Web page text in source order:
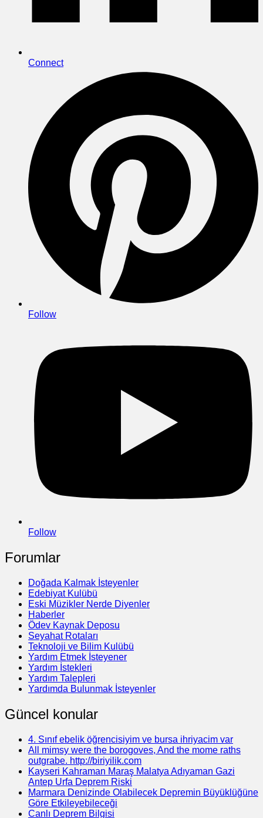
Connect
Follow
Follow
Forumlar
Doğada Kalmak İsteyenler
Edebiyat Kulübü
Eski Müzikler Nerde Diyenler
Haberler
Ödev Kaynak Deposu
Seyahat Rotaları
Teknoloji ve Bilim Kulübü
Yardım Etmek İsteyener
Yardım İstekleri
Yardım Talepleri
Yardımda Bulunmak İsteyenler
Güncel konular
4. Sınıf ebelik öğrencisiyim ve bursa ihriyacim var
All mimsy were the borogoves, And the mome raths
outgrabe. http://biriyilik.com
Kayseri Kahraman Maraş Malatya Adıyaman Gazi
Antep Urfa Deprem Riski
Marmara Denizinde Olabilecek Depremin Büyüklüğüne
Göre Etkileyebileceği
Canlı Deprem Bilgisi